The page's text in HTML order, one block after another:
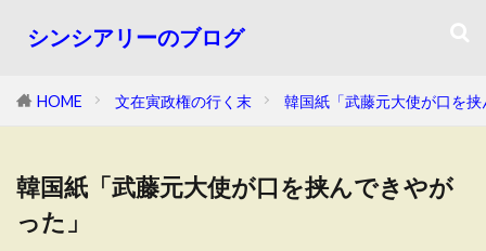
シンシアリーのブログ
HOME 文在寅政権の行く末 韓国紙「武藤元大使が口を
韓国紙「武藤元大使が口を挟んできやが
った」